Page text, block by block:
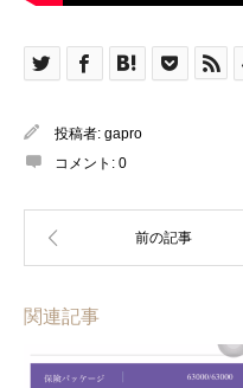
投稿者: gapro
コメント: 0
関連記事